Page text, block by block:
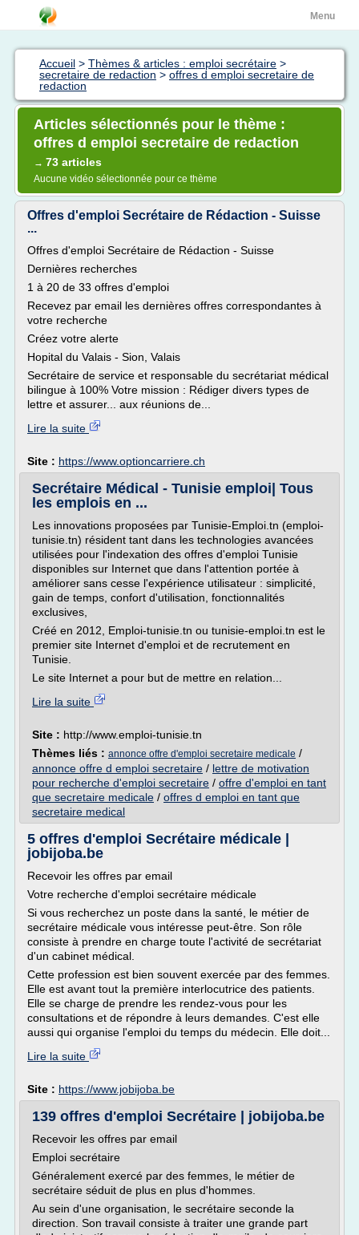
Menu
Accueil > Thèmes & articles : emploi secrétaire >
secretaire de redaction > offres d emploi secretaire de
redaction
Articles sélectionnés pour le thème :
offres d emploi secretaire de redaction
→ 73 articles
Aucune vidéo sélectionnée pour ce thème
Offres d'emploi Secrétaire de Rédaction - Suisse
...
Offres d'emploi Secrétaire de Rédaction - Suisse
Dernières recherches
1 à 20 de 33 offres d'emploi
Recevez par email les dernières offres correspondantes à
votre recherche
Créez votre alerte
Hopital du Valais - Sion, Valais
Secrétaire de service et responsable du secrétariat médical
bilingue à 100% Votre mission : Rédiger divers types de
lettre et assurer... aux réunions de...
Lire la suite
Site : https://www.optioncarriere.ch
Secrétaire Médical - Tunisie emploi| Tous
les emplois en ...
Les innovations proposées par Tunisie-Emploi.tn (emploi-
tunisie.tn) résident tant dans les technologies avancées
utilisées pour l'indexation des offres d'emploi Tunisie
disponibles sur Internet que dans l'attention portée à
améliorer sans cesse l'expérience utilisateur : simplicité,
gain de temps, confort d'utilisation, fonctionnalités
exclusives,
Créé en 2012, Emploi-tunisie.tn ou tunisie-emploi.tn est le
premier site Internet d'emploi et de recrutement en
Tunisie.
Le site Internet a pour but de mettre en relation...
Lire la suite
Site : http://www.emploi-tunisie.tn
Thèmes liés : annonce offre d'emploi secretaire medicale /
annonce offre d emploi secretaire / lettre de motivation
pour recherche d'emploi secretaire / offre d'emploi en tant
que secretaire medicale / offres d emploi en tant que
secretaire medical
5 offres d'emploi Secrétaire médicale |
jobijoba.be
Recevoir les offres par email
Votre recherche d'emploi secrétaire médicale
Si vous recherchez un poste dans la santé, le métier de
secrétaire médicale vous intéresse peut-être. Son rôle
consiste à prendre en charge toute l'activité de secrétariat
d'un cabinet médical.
Cette profession est bien souvent exercée par des femmes.
Elle est avant tout la première interlocutrice des patients.
Elle se charge de prendre les rendez-vous pour les
consultations et de répondre à leurs demandes. C'est elle
aussi qui organise l'emploi du temps du médecin. Elle doit...
Lire la suite
Site : https://www.jobijoba.be
139 offres d'emploi Secrétaire | jobijoba.be
Recevoir les offres par email
Emploi secrétaire
Généralement exercé par des femmes, le métier de
secrétaire séduit de plus en plus d'hommes.
Au sein d'une organisation, le secrétaire seconde la
direction. Son travail consiste à traiter une grande part